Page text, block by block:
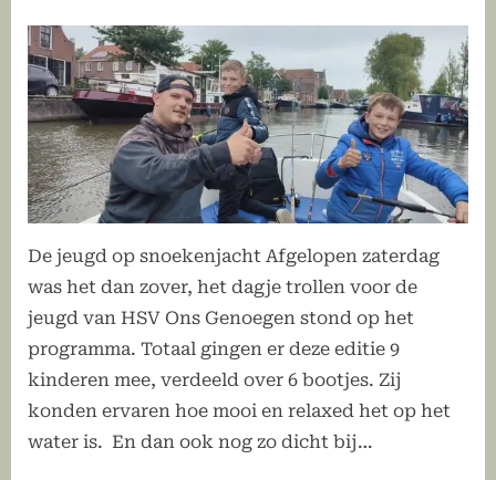
De jeugd op snoekenjacht Afgelopen zaterdag
was het dan zover, het dagje trollen voor de
jeugd van HSV Ons Genoegen stond op het
programma. Totaal gingen er deze editie 9
kinderen mee, verdeeld over 6 bootjes. Zij
konden ervaren hoe mooi en relaxed het op het
water is. En dan ook nog zo dicht bij…